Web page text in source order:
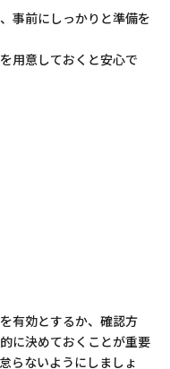
事前にしっかりと準備を
用意しておくと安心で
有効とするか、確認方
に決めておくことが重要
らないようにしましょ